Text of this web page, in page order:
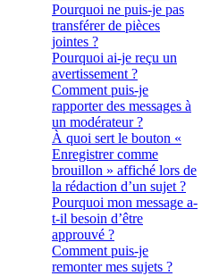
Pourquoi ne puis-je pas
transférer de pièces
jointes ?
Pourquoi ai-je reçu un
avertissement ?
Comment puis-je
rapporter des messages à
un modérateur ?
À quoi sert le bouton «
Enregistrer comme
brouillon » affiché lors de
la rédaction d’un sujet ?
Pourquoi mon message a-
t-il besoin d’être
approuvé ?
Comment puis-je
remonter mes sujets ?